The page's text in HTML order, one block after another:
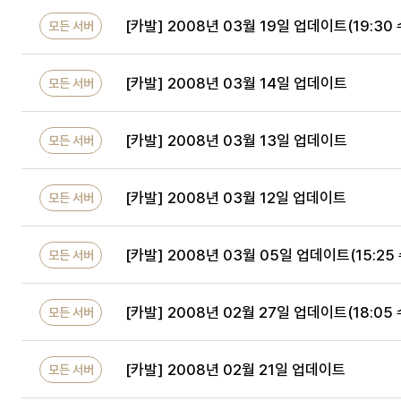
모든 서버 [카발] 2008년 03월 19일 업데이트(19:30
모든 서버 [카발] 2008년 03월 14일 업데이트
모든 서버 [카발] 2008년 03월 13일 업데이트
모든 서버 [카발] 2008년 03월 12일 업데이트
모든 서버 [카발] 2008년 03월 05일 업데이트(15:25
모든 서버 [카발] 2008년 02월 27일 업데이트(18:05
모든 서버 [카발] 2008년 02월 21일 업데이트